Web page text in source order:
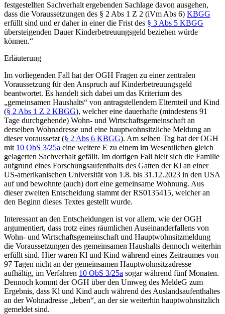
festgestellten Sachverhalt ergebenden Sachlage davon ausgehen,
dass die Voraussetzungen des § 2 Abs 1 Z 2 (iVm Abs 6) KBGG
erfüllt sind und erdaher in einer die Frist des § 3 Abs 5 KBGG
übersteigenden Dauer Kinderbetreuungsgeld beziehen würde
können.“
Erläuterung
Im vorliegenden Fall hat der OGH Fragen zu einer zentralen
Voraussetzung für den Anspruch auf Kinderbetreuungsgeld
beantwortet. Es handelt sich dabei um das Kriterium des
„gemeinsamen Haushalts“ von antragstellendem Elternteil und Kind
(§ 2 Abs 1 Z 2 KBGG), welcher eine dauerhafte (mindestens 91
Tage durchgehende) Wohn- und Wirtschaftsgemeinschaft an
derselben Wohnadresse und eine hauptwohnsitzliche Meldung an
dieser voraussetzt (§ 2 Abs 6 KBGG). Am selben Tag hat der OGH
mit 10 ObS 3/25a eine weitere E zu einem im Wesentlichen gleich
gelagerten Sachverhalt gefällt. Im dortigen Fall hielt sich die Familie
aufgrund eines Forschungsaufenthalts des Gatten der Kl an einer
US-amerikanischen Universität von 1.8. bis 31.12.2023 in den USA
auf und bewohnte (auch) dort eine gemeinsame Wohnung. Aus
dieser zweiten Entscheidung stammt der RS0135415, welcher an
den Beginn dieses Textes gestellt wurde.
Interessant an den Entscheidungen ist vor allem, wie der OGH
argumentiert, dass trotz eines räumlichen Auseinanderfallens von
Wohn- und Wirtschaftsgemeinschaft und Hauptwohnsitzmeldung
die Voraussetzungen des gemeinsamen Haushalts dennoch weiterhin
erfüllt sind. Hier waren Kl und Kind während eines Zeitraumes von
97 Tagen nicht an der gemeinsamen Hauptwohnsitzadresse
aufhältig, im Verfahren 10 ObS 3/25a sogar während fünf Monaten.
Dennoch kommt der OGH über den Umweg des MeldeG zum
Ergebnis, dass Kl und Kind auch während des Auslandsaufenthaltes
an der Wohnadresse „leben“, an der sie weiterhin hauptwohnsitzlich
gemeldet sind.